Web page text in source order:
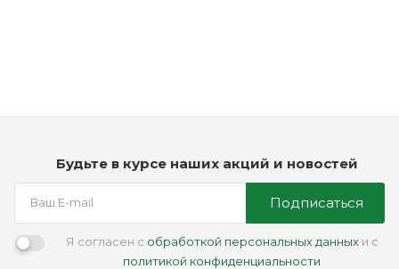
Будьте в курсе наших акций и новостей
Подписаться
Я согласен с обработкой персональных данныхи с
политикой конфиденциальности